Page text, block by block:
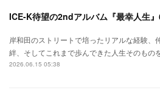
岸和田のストリートで培ったリアルな経験、
絆、そしてこれまで歩んできた人生そのもの
2026.06.15 05:38